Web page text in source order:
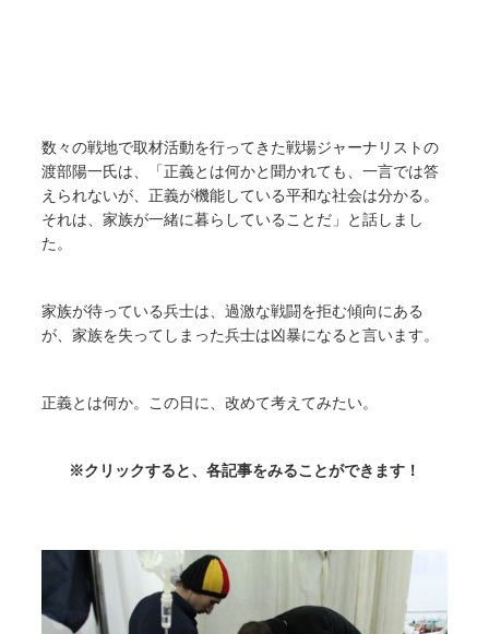
数々の戦地で取材活動を行ってきた戦場ジャーナリストの
渡部陽一氏は、「正義とは何かと聞かれても、一言では答
えられないが、正義が機能している平和な社会は分かる。
それは、家族が一緒に暮らしていることだ」と話しまし
た。
家族が待っている兵士は、過激な戦闘を拒む傾向にある
が、家族を失ってしまった兵士は凶暴になると言います。
正義とは何か。この日に、改めて考えてみたい。
※クリックすると、各記事をみることができます！